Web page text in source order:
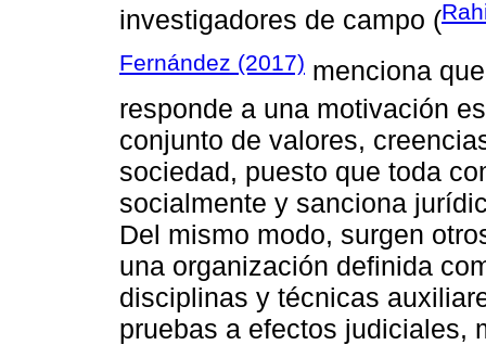
investigadores de campo (
Fernández (2017) menciona
responde a una motivación
conjunto de valores,
sociedad, puesto que toda
socialmente y sanciona
Del mismo modo, surgen
una organización definida
disciplinas y técnicas
pruebas a efectos judiciales,